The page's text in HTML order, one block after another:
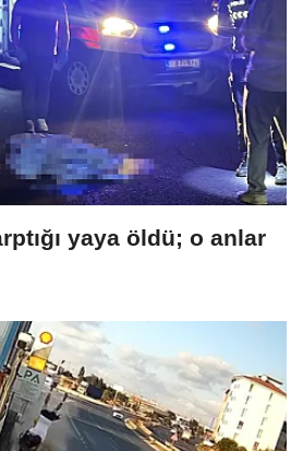
yaya öldü; o anlar